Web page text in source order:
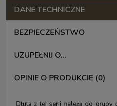
DANE TECHNICZNE
BEZPIECZEŃSTWO
UZUPEŁNIJ O...
OPINIE O PRODUKCIE (0)
Dłuta z tej serii należą do grupy